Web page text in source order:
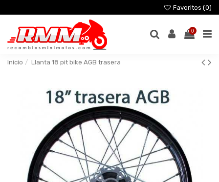
Favoritos (0)
0
Inicio Llanta 18 pit bike AGB trasera